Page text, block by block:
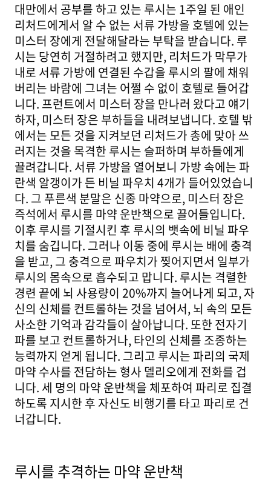
대만에서 공부를 하고 있는 루시는 1주일 된 애인
리처드에게서 알 수 없는 서류 가방을 호텔에 있는
미스터 장에게 전달해달라는 부탁을 받습니다. 루
시는 당연히 거절하려고 했지만, 리처드가 막무가
내로 서류 가방에 연결된 수갑을 루시의 팔에 채워
버리는 바람에 그녀는 어쩔 수 없이 호텔로 들어갑
니다. 프런트에서 미스터 장을 만나러 왔다고 얘기
하자, 미스터 장은 부하들을 내려보냅니다. 호텔 밖
에서는 모든 것을 지켜보던 리처드가 총에 맞아 쓰
러지는 것을 목격한 루시는 슬퍼하며 부하들에게
끌려갑니다. 서류 가방을 열어보니 가방 속에는 파
란색 알갱이가 든 비닐 파우치 4개가 들어있었습니
다. 그 푸른색 분말은 신종 마약으로, 미스터 장은
즉석에서 루시를 마약 운반책으로 끌어들입니다.
이후 루시를 기절시킨 후 루시의 뱃속에 비닐 파우
치를 숨깁니다. 그러나 이동 중에 루시는 배에 충격
을 받고, 그 충격으로 파우치가 찢어지면서 일부가
루시의 몸속으로 흡수되고 맙니다. 루시는 격렬한
경련 끝에 뇌 사용량이 20%까지 늘어나게 되고, 자
신의 신체를 컨트롤하는 것을 넘어서, 뇌 속의 모든
사소한 기억과 감각들이 살아납니다. 또한 전자기
파를 보고 컨트롤하거나, 타인의 신체를 조종하는
능력까지 얻게 됩니다. 그리고 루시는 파리의 국제
마약 수사를 전담하는 형사 델리오에게 전화를 겁
니다. 세 명의 마약 운반책을 체포하여 파리로 집결
하도록 지시한 후 자신도 비행기를 타고 파리로 건
너갑니다.
루시를 추격하는 마약 운반책